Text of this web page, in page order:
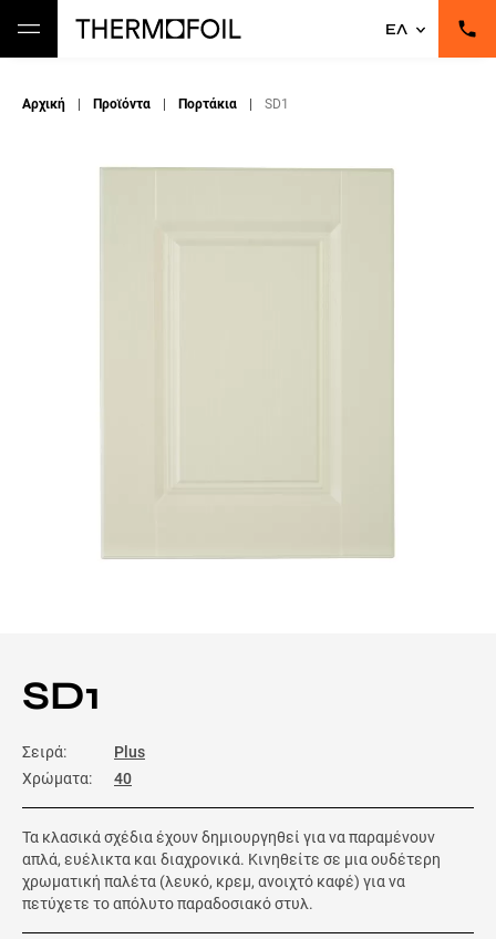
ΕΛ
Αρχική Προϊόντα Πορτάκια SD1
SD1
Σειρά:
Plus
Χρώματα:
40
Τα κλασικά σχέδια έχουν δημιουργηθεί για να παραμένουν
απλά, ευέλικτα και διαχρονικά. Κινηθείτε σε μια ουδέτερη
χρωματική παλέτα (λευκό, κρεμ, ανοιχτό καφέ) για να
πετύχετε το απόλυτο παραδοσιακό στυλ.